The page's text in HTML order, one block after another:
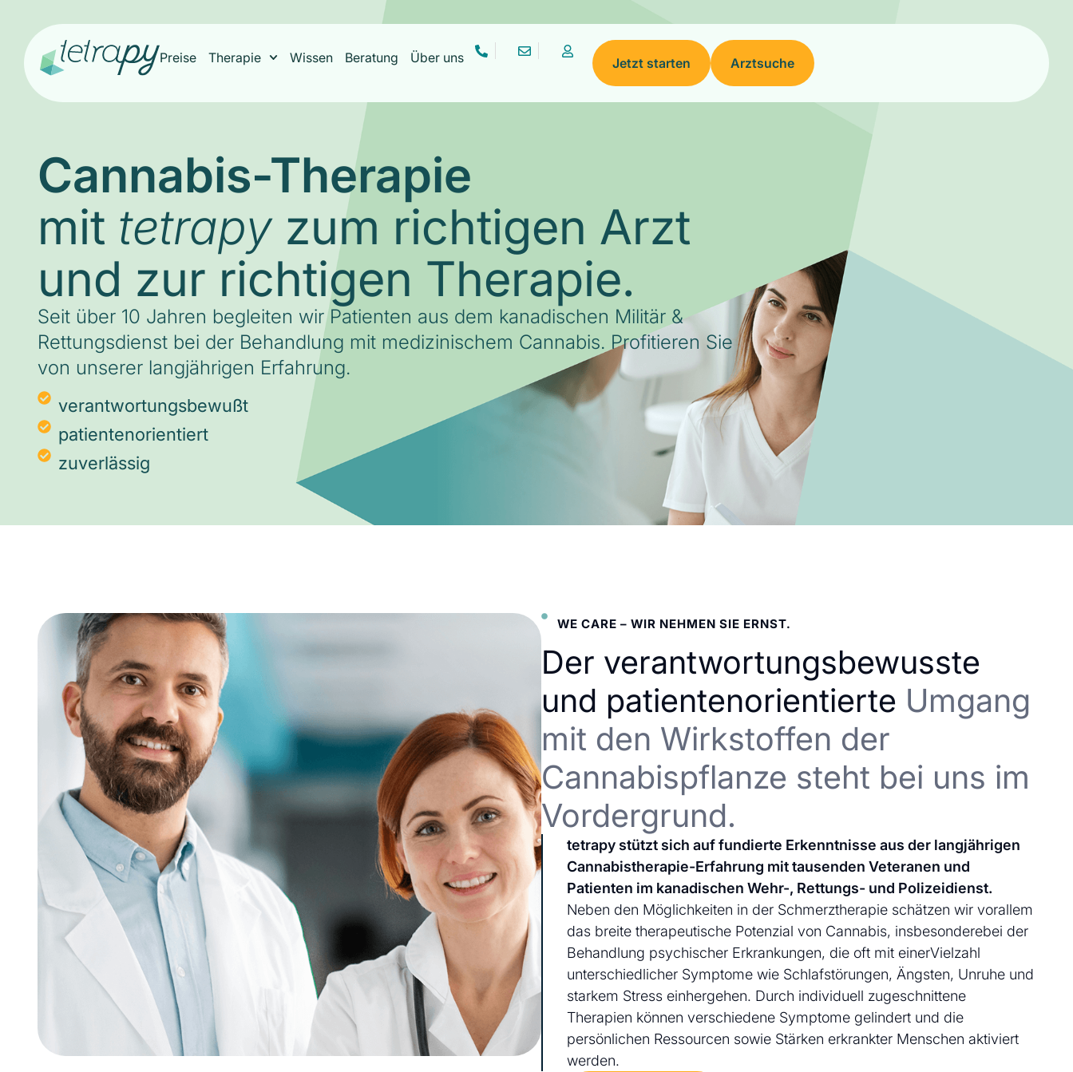
Preise Therapie Wissen Beratung Über uns Jetzt starten Arztsuche
Cannabis-Therapie
mit tetrapyzum richtigen Arzt
und zur richtigen Therapie.
Seit über 10 Jahren begleiten wir Patienten aus dem kanadischen Militär &
Rettungsdienst bei der Behandlung mit medizinischem Cannabis. Profitieren Sie
von unserer langjährigen Erfahrung.
verantwortungsbewußt
patientenorientiert
zuverlässig
WE CARE – WIR NEHMEN SIE ERNST.
Der verantwortungsbewusste
und patientenorientierte Umgang
mit den Wirkstoffen der
Cannabispflanze steht bei uns im
Vordergrund.
tetrapy stützt sich auf fundierte Erkenntnisse aus der langjährigen
Cannabistherapie-Erfahrung mit tausenden Veteranen und
Patienten im kanadischen Wehr-, Rettungs- und Polizeidienst.
Neben den Möglichkeiten in der Schmerztherapie schätzen wir vorallem
das breite therapeutische Potenzial von Cannabis, insbesonderebei der
Behandlung psychischer Erkrankungen, die oft mit einerVielzahl
unterschiedlicher Symptome wie Schlafstörungen, Ängsten, Unruhe und
starkem Stress einhergehen. Durch individuell zugeschnittene
Therapien können verschiedene Symptome gelindert und die
persönlichen Ressourcen sowie Stärken erkrankter Menschen aktiviert
werden.